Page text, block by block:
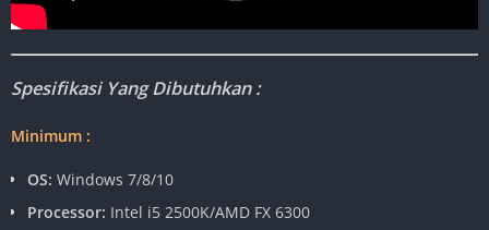
Spesifikasi Yang Dibutuhkan :
Minimum :
OS: Windows 7/8/10
Processor: Intel i5 2500K/AMD FX 6300